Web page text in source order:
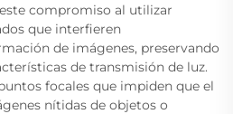
compromiso al utilizar
que interfieren
de imágenes, preservando
de transmisión de luz.
focales que impiden que el
nítidas de objetos o